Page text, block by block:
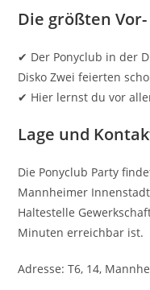
Die größten
✔ Der Ponyclub in der
Disko Zwei feierten
✔ Hier lernst du vor
Lage und
Die Ponyclub Party
Mannheimer
Haltestelle
Minuten erreichbar ist.
Adresse: T6, 14,